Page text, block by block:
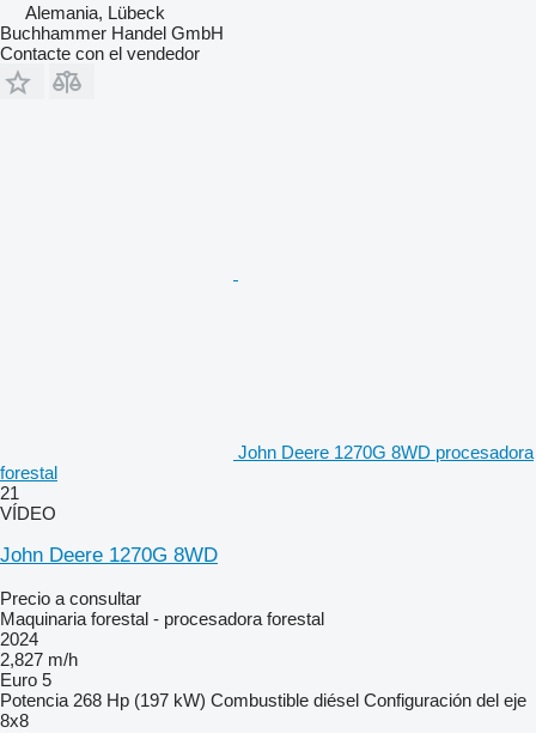
Alemania, Lübeck
Buchhammer Handel GmbH
Contacte con el vendedor
John Deere 1270G 8WD procesadora
forestal
21
VÍDEO
John Deere 1270G 8WD
Precio a consultar
Maquinaria forestal - procesadora forestal
2024
2,827 m/h
Euro 5
Potencia 268 Hp (197 kW) Combustible diésel Configuración del eje
8x8